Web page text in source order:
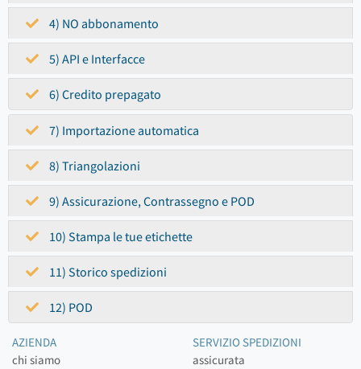
4) NO abbonamento
5) API e Interfacce
6) Credito prepagato
7) Importazione automatica
8) Triangolazioni
9) Assicurazione, Contrassegno e POD
10) Stampa le tue etichette
11) Storico spedizioni
12) POD
AZIENDA
chi siamo
SERVIZIO SPEDIZIONI
assicurata